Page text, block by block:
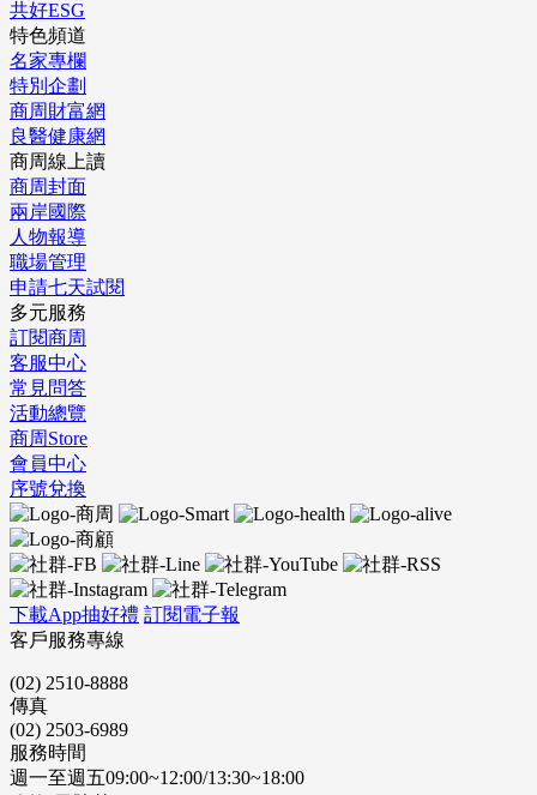
共好ESG
特色頻道
名家專欄
特別企劃
商周財富網
良醫健康網
商周線上讀
商周封面
兩岸國際
人物報導
職場管理
申請七天試閱
多元服務
訂閱商周
客服中心
常見問答
活動總覽
商周Store
會員中心
序號兌換
下載App抽好禮 訂閱電子報
客戶服務專線
(02) 2510-8888
傳真
(02) 2503-6989
服務時間
週一至週五09:00~12:00/13:30~18:00